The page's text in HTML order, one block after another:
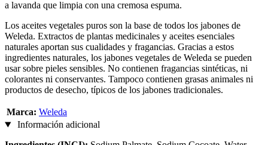
a lavanda que limpia con una cremosa espuma.
Los aceites vegetales puros son la base de todos los jabones de
Weleda. Extractos de plantas medicinales y aceites esenciales
naturales aportan sus cualidades y fragancias. Gracias a estos
ingredientes naturales, los jabones vegetales de Weleda se pueden
usar sobre pieles sensibles. No contienen fragancias sintéticas, ni
colorantes ni conservantes. Tampoco contienen grasas animales ni
productos de desecho, típicos de los jabones tradicionales.
Marca: Weleda
Información adicional